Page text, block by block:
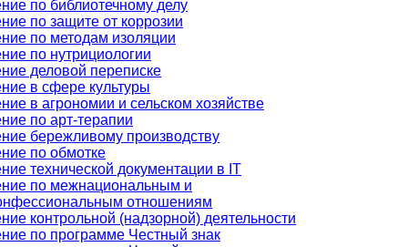
по библиотечному делу
по защите от коррозии
по методам изоляции
по нутрициологии
деловой переписке
в сфере культуры
в агрономии и сельском хозяйстве
по арт-терапии
бережливому производству
по обмотке
технической документации в IT
по межнациональным и
отношениям
контрольной (надзорной) деятельности
по программе Честный знак